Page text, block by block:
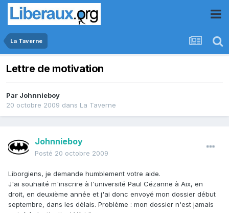
La Taverne
Lettre de motivation
Par Johnnieboy
20 octobre 2009 dans La Taverne
Johnnieboy
Posté 20 octobre 2009
Liborgiens, je demande humblement votre aide.
J'ai souhaité m'inscrire à l'université Paul Cézanne à Aix, en
droit, en deuxième année et j'ai donc envoyé mon dossier début
septembre, dans les délais. Problème : mon dossier n'est jamais